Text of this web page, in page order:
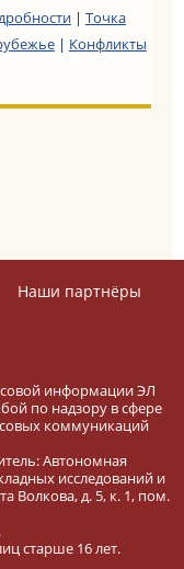
| Точка
| Конфликты
Наши партнёры
информации ЭЛ
по надзору в сфере
коммуникаций
Автономная
исследований и
Волкова, д. 5, к. 1, пом.
старше 16 лет.